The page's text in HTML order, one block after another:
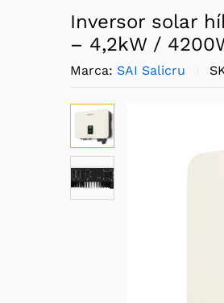
Inversor solar
– 4,2kW /
Marca: SAI Salicru